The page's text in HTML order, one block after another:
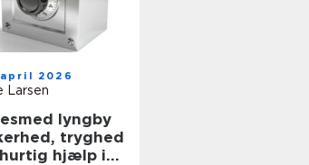
2026
Larsen
lyngby
tryghed
hjælp i